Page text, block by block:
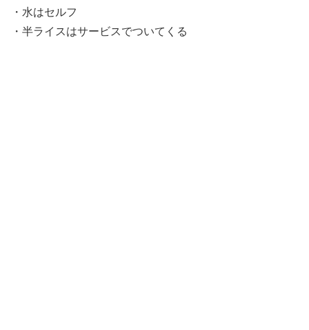
・水はセルフ
・半ライスはサービスでついてくる